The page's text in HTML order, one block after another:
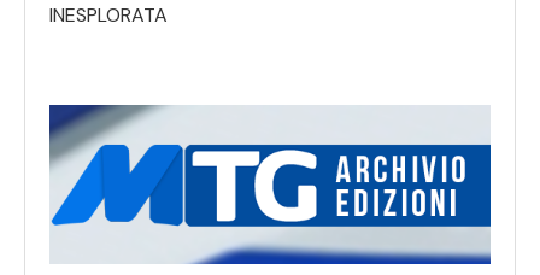
INESPLORATA